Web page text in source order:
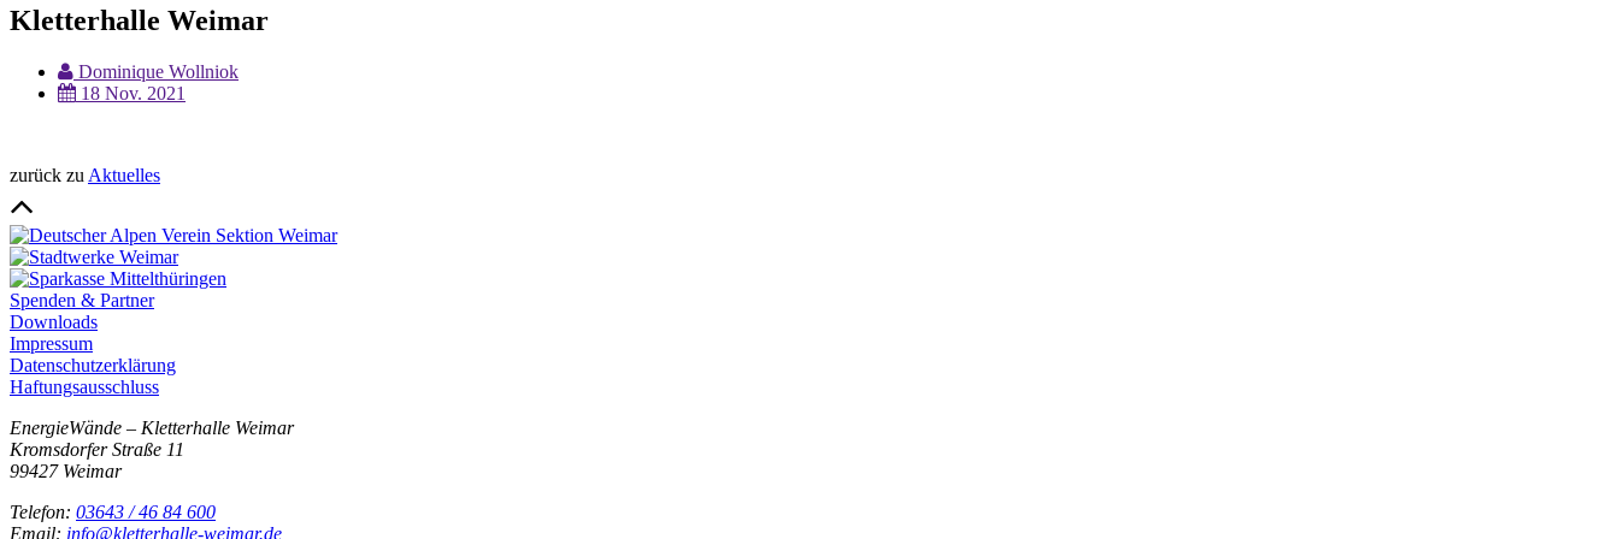
Kletterhalle Weimar
Dominique Wollniok
18 Nov. 2021
zurück zu Aktuelles
Spenden & Partner
Downloads
Impressum
Datenschutzerklärung
Haftungsausschluss
EnergieWände – Kletterhalle Weimar
Kromsdorfer Straße 11
99427 Weimar
Telefon: 03643 / 46 84 600
Email: info@kletterhalle-weimar.de